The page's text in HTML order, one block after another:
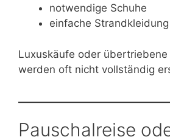
notwendige Schuhe
einfache Strandkleidung
Luxuskäufe oder
werden oft nicht vollständig
Pauschalreise